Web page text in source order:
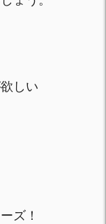
しい
ズ！